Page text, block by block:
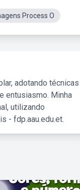
Process O
adotando técnicas
entusiasmo. Minha
utilizando
- fdp.aau.edu.et.